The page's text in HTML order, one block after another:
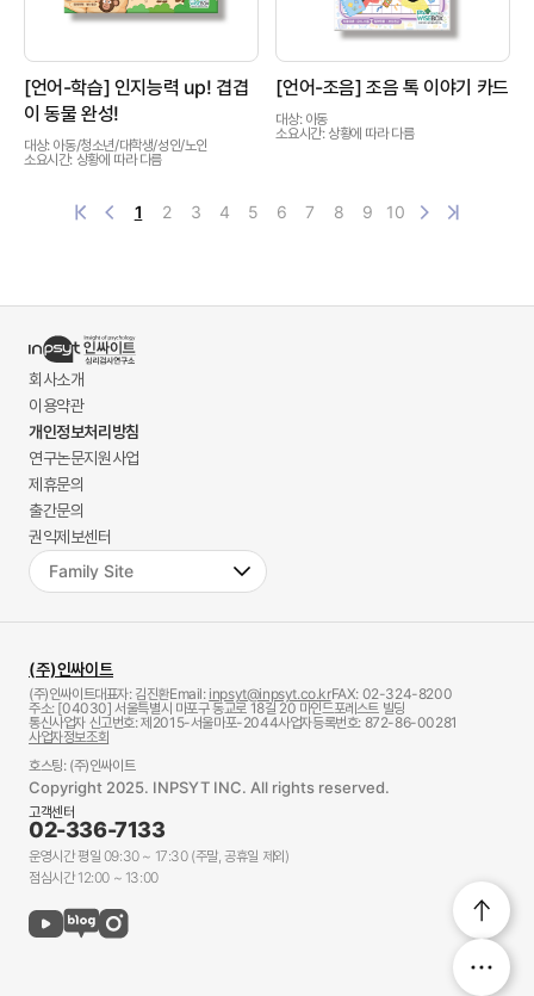
[언어-학습] 인지능력 up! 겹겹
이 동물 완성!
대상: 아동/청소년/대학생/성인/노인
소요시간: 상황에 따라 다름
[언어-조음] 조음 톡 이야기 카드
대상: 아동
소요시간: 상황에 따라 다름
1 2 3 4 5 6 7 8 9 10
회사소개
이용약관
개인정보처리방침
연구논문지원사업
제휴문의
출간문의
권익제보센터
(주)인싸이트
(주)인싸이트대표자: 김진환Email: inpsyt@inpsyt.co.krFAX: 02-324-8200
주소: [04030] 서울특별시 마포구 동교로 18길 20 마인드포레스트 빌딩
통신사업자 신고번호: 제2015-서울마포-2044사업자등록번호: 872-86-00281
사업자정보조회
호스팅: (주)인싸이트
Copyright 2025. INPSYT INC. All rights reserved.
고객센터
02-336-7133
운영시간 평일 09:30 ~ 17:30 (주말, 공휴일 제외)
점심시간 12:00 ~ 13:00